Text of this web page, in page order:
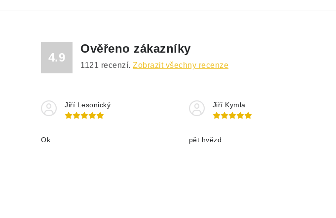
4.9
Ověřeno zákazníky
1121 recenzí. Zobrazit všechny recenze
Jiří Lesonický
Ok
Jiří Kymla
pět hvězd